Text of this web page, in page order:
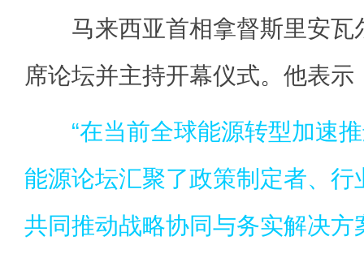
马来西亚首相拿督斯里安瓦
席论坛并主持开幕仪式。他表示
“在当前全球能源转型加速
能源论坛汇聚了政策制定者、行
共同推动战略协同与务实解决方